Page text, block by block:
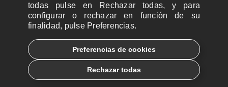
CUENTAS BANCARIAS PARA DONAR
todas pulse en Rechazar todas, y para
configurar o rechazar en función de su
finalidad, pulse Preferencias.
Preferencias de cookies
Rechazar todas